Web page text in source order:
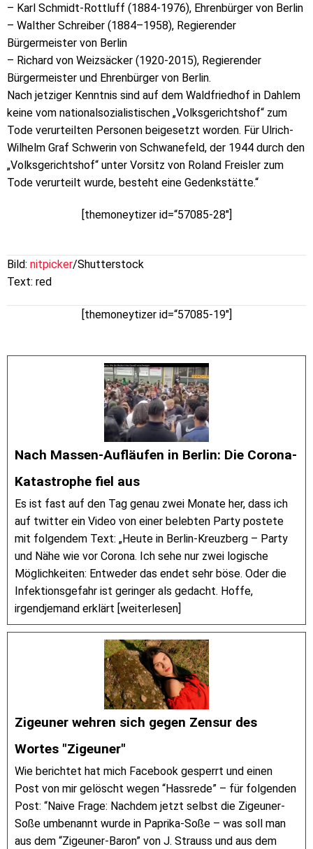
– Karl Schmidt-Rottluff (1884-1976), Ehrenbürger von Berlin
– Walther Schreiber (1884–1958), Regierender
Bürgermeister von Berlin
– Richard von Weizsäcker (1920-2015), Regierender
Bürgermeister und Ehrenbürger von Berlin.
Nach jetziger Kenntnis sind auf dem Waldfriedhof in Dahlem
keine vom nationalsozialistischen „Volksgerichtshof“ zum
Tode verurteilten Personen beigesetzt worden. Für Ulrich-
Wilhelm Graf Schwerin von Schwanefeld, der 1944 durch den
„Volksgerichtshof“ unter Vorsitz von Roland Freisler zum
Tode verurteilt wurde, besteht eine Gedenkstätte.“
[themoneytizer id=“57085-28″]
Bild: nitpicker/Shutterstock
Text: red
[themoneytizer id=“57085-19″]
Nach Massen-Aufläufen in Berlin: Die Corona-
Katastrophe fiel aus
Es ist fast auf den Tag genau zwei Monate her, dass ich
auf twitter ein Video von einer belebten Party postete
mit folgendem Text: „Heute in Berlin-Kreuzberg – Party
und Nähe wie vor Corona. Ich sehe nur zwei logische
Möglichkeiten: Entweder das endet sehr böse. Oder die
Infektionsgefahr ist geringer als gedacht. Hoffe,
irgendjemand erklärt [weiterlesen]
Zigeuner wehren sich gegen Zensur des
Wortes "Zigeuner"
Wie berichtet hat mich Facebook gesperrt und einen
Post von mir gelöscht wegen “Hassrede” – für folgenden
Post: “Naive Frage: Nachdem jetzt selbst die Zigeuner-
Soße umbenannt wurde in Paprika-Soße – was soll man
aus dem “Zigeuner-Baron” von J. Strauss und aus dem